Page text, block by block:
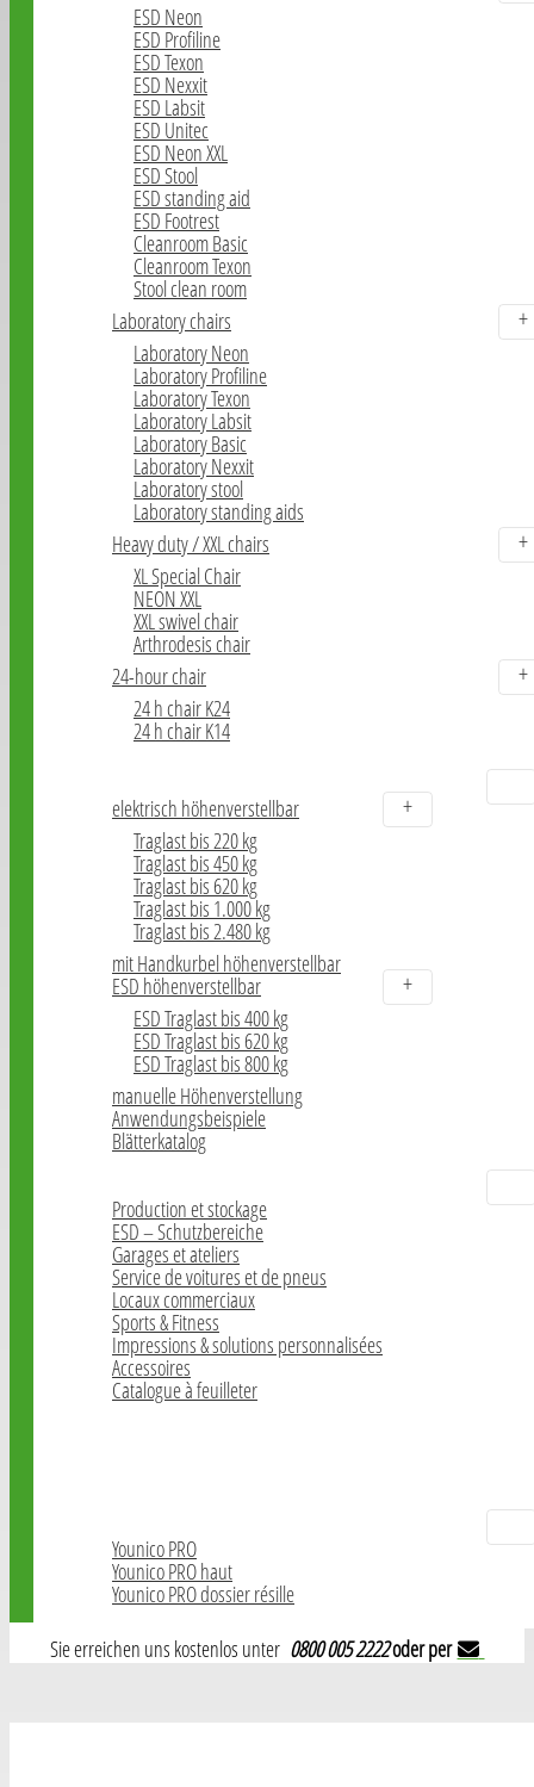
ESD Neon
ESD Profiline
ESD Texon
ESD Nexxit
ESD Labsit
ESD Unitec
ESD Neon XXL
ESD Stool
ESD standing aid
ESD Footrest
Cleanroom Basic
Cleanroom Texon
Stool clean room
Laboratory chairs
Laboratory Neon
Laboratory Profiline
Laboratory Texon
Laboratory Labsit
Laboratory Basic
Laboratory Nexxit
Laboratory stool
Laboratory standing aids
Heavy duty / XXL chairs
XL Special Chair
NEON XXL
XXL swivel chair
Arthrodesis chair
24-hour chair
24 h chair K24
24 h chair K14
elektrisch höhenverstellbar
Traglast bis 220 kg
Traglast bis 450 kg
Traglast bis 620 kg
Traglast bis 1.000 kg
Traglast bis 2.480 kg
mit Handkurbel höhenverstellbar
ESD höhenverstellbar
ESD Traglast bis 400 kg
ESD Traglast bis 620 kg
ESD Traglast bis 800 kg
manuelle Höhenverstellung
Anwendungsbeispiele
Blätterkatalog
Production et stockage
ESD – Schutzbereiche
Garages et ateliers
Service de voitures et de pneus
Locaux commerciaux
Sports & Fitness
Impressions & solutions personnalisées
Accessoires
Catalogue à feuilleter
Younico PRO
Younico PRO haut
Younico PRO dossier résille
Sie erreichen uns kostenlos unter 0800 005 2222oder per